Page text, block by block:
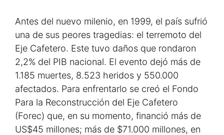
Antes del nuevo milenio, en 1999, el país sufrió
una de sus peores tragedias: el terremoto del
Eje Cafetero. Este tuvo daños que rondaron
2,2% del PIB nacional. El evento dejó más de
1.185 muertes, 8.523 heridos y 550.000
afectados. Para enfrentarlo se creó el Fondo
Para la Reconstrucción del Eje Cafetero
(Forec) que, en su momento, financió más de
US$45 millones; más de $71.000 millones, en